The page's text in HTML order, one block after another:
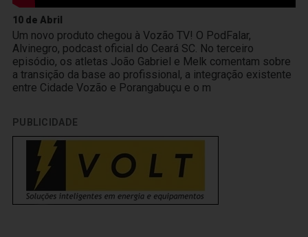
10 de Abril
Um novo produto chegou à Vozão TV! O PodFalar,
Alvinegro, podcast oficial do Ceará SC. No terceiro
episódio, os atletas João Gabriel e Melk comentam sobre
a transição da base ao profissional, a integração existente
entre Cidade Vozão e Porangabuçu e o m
PUBLICIDADE